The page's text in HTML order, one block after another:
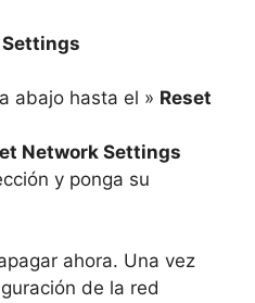
Settings
abajo hasta el » Reset
Network Settings
y ponga su
ahora. Una vez
de la red